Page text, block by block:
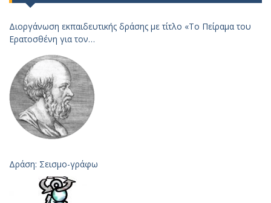
Διοργάνωση εκπαιδευτικής δράσης με τίτλο «Το Πείραμα του
Ερατοσθένη για τον
Δράση: Σεισμο-γράφω